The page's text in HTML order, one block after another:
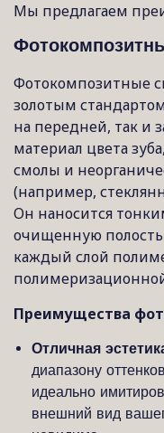
Мы предлагаем
Фотокомпозитные
золотым
на передней, так и
материал цвета
смолы и
(например,
Он наносится
очищенную полость
каждый слой
Преимущества
Отличная
диапазону
идеально
внешний вид